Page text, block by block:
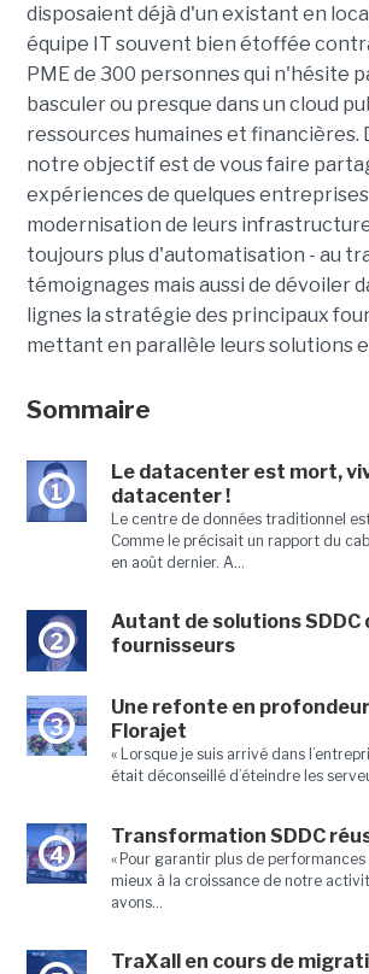
disposaient déjà d'un existant en
équipe IT souvent bien étoffée
PME de 300 personnes qui n'hésite
basculer ou presque dans un cloud
ressources humaines et financières.
notre objectif est de vous faire
expériences de quelques entreprises
modernisation de leurs
toujours plus d'automatisation - au
témoignages mais aussi de dévoiler
lignes la stratégie des principaux
mettant en parallèle leurs solutions
Sommaire
1
Le datacenter est mort,
datacenter !
Le centre de données traditionnel
Comme le précisait un rapport du
en août dernier. A...
2
Autant de solutions SDDC
fournisseurs
3
Une refonte en profondeur
Florajet
« Lorsque je suis arrivé dans
était déconseillé d’éteindre les
4
Transformation SDDC
« Pour garantir plus de
mieux à la croissance de notre
avons...
TraXall en cours de